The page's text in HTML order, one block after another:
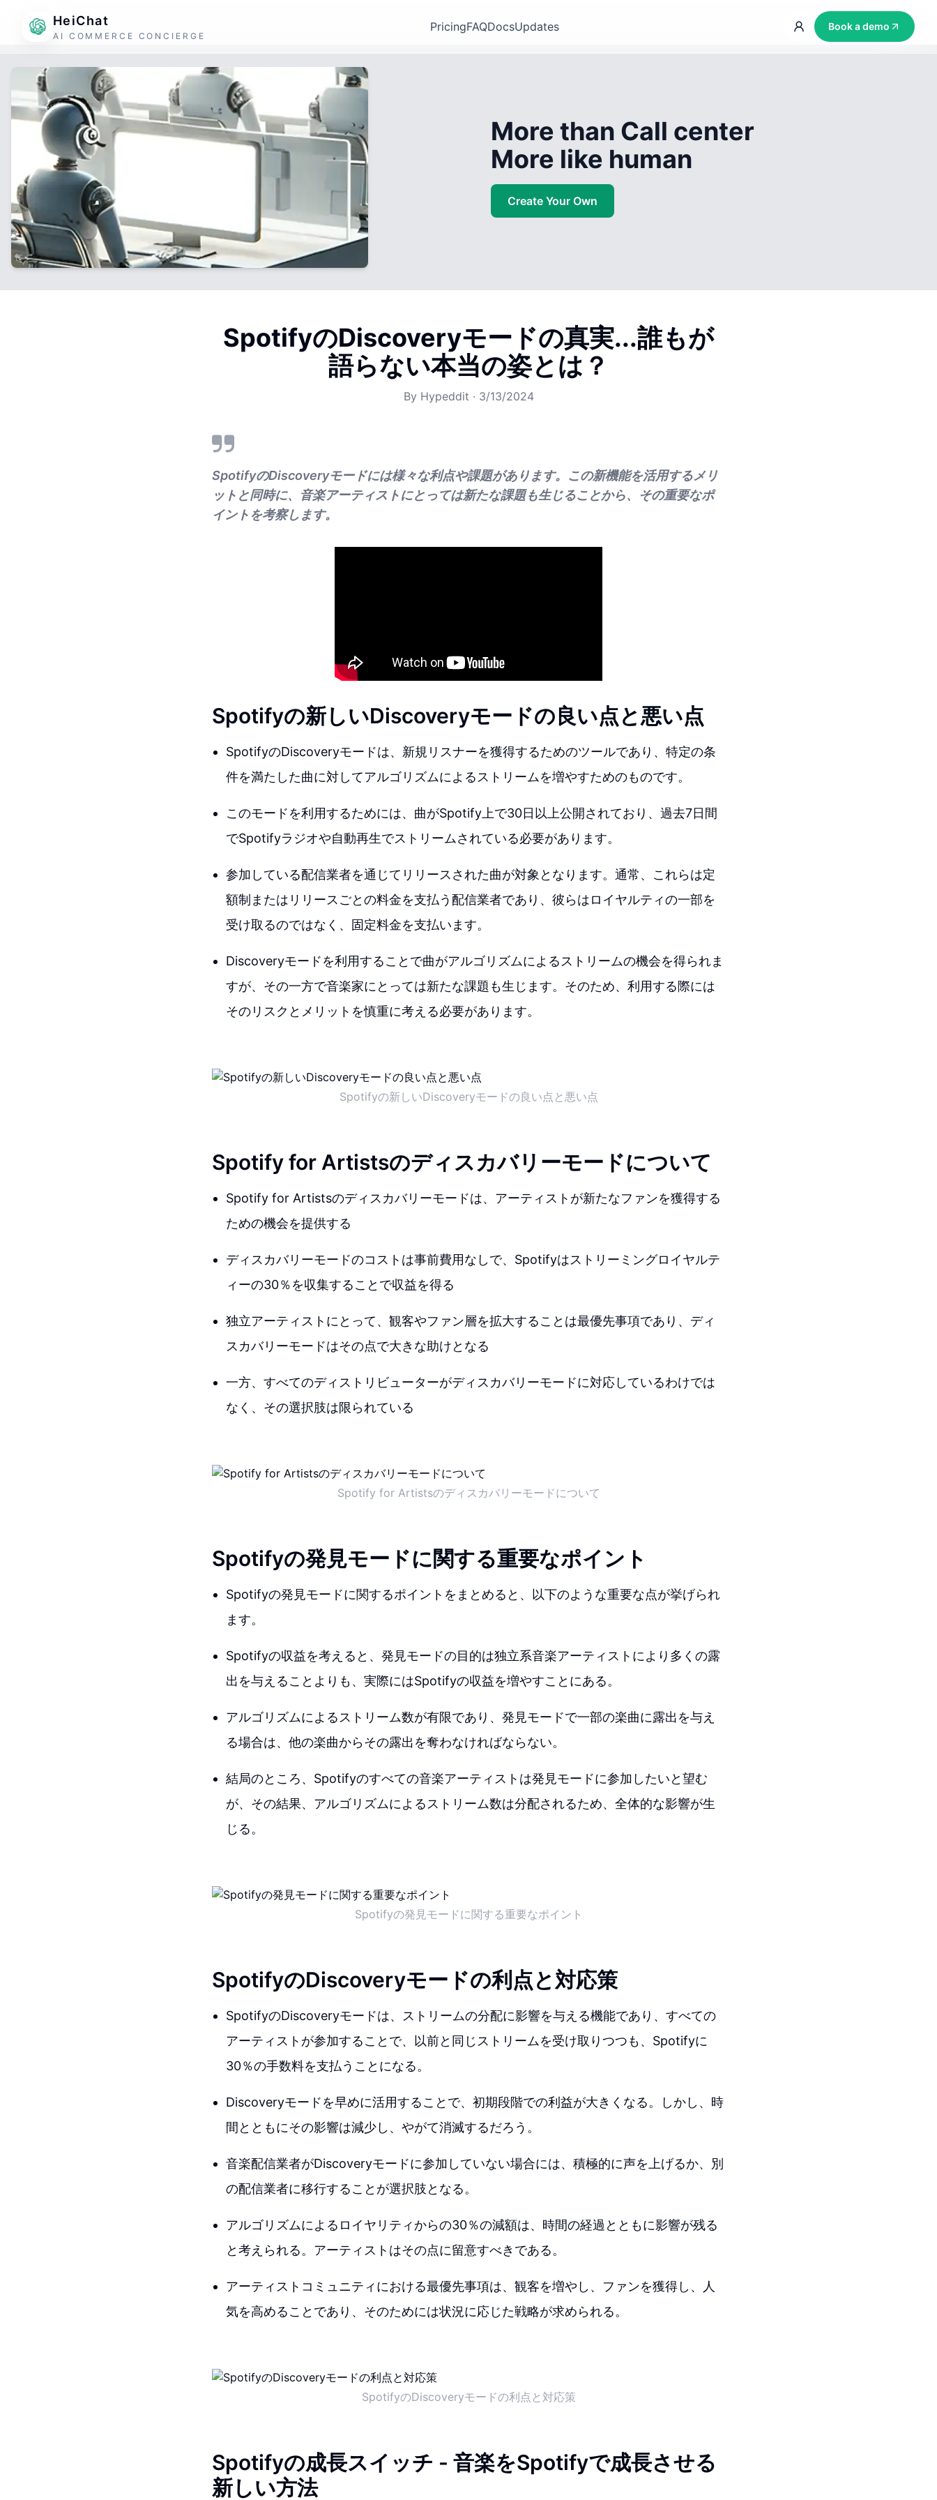
HeiChat
AI COMMERCE CONCIERGE
PricingFAQDocsUpdates Book a demo
More than Call center
More like human
Create Your Own
SpotifyのDiscoveryモードの真実...誰もが
語らない本当の姿とは？
By Hypeddit · 3/13/2024
SpotifyのDiscoveryモードには様々な利点や課題があります。この新機能を活用するメリ
ットと同時に、音楽アーティストにとっては新たな課題も生じることから、その重要なポ
イントを考察します。
Spotifyの新しいDiscoveryモードの良い点と悪い点
SpotifyのDiscoveryモードは、新規リスナーを獲得するためのツールであり、特定の条
件を満たした曲に対してアルゴリズムによるストリームを増やすためのものです。
このモードを利用するためには、曲がSpotify上で30日以上公開されており、過去7日間
でSpotifyラジオや自動再生でストリームされている必要があります。
参加している配信業者を通じてリリースされた曲が対象となります。通常、これらは定
額制またはリリースごとの料金を支払う配信業者であり、彼らはロイヤルティの一部を
受け取るのではなく、固定料金を支払います。
Discoveryモードを利用することで曲がアルゴリズムによるストリームの機会を得られま
すが、その一方で音楽家にとっては新たな課題も生じます。そのため、利用する際には
そのリスクとメリットを慎重に考える必要があります。
Spotifyの新しいDiscoveryモードの良い点と悪い点
Spotify for Artistsのディスカバリーモードについて
Spotify for Artistsのディスカバリーモードは、アーティストが新たなファンを獲得する
ための機会を提供する
ディスカバリーモードのコストは事前費用なしで、Spotifyはストリーミングロイヤルテ
ィーの30％を収集することで収益を得る
独立アーティストにとって、観客やファン層を拡大することは最優先事項であり、ディ
スカバリーモードはその点で大きな助けとなる
一方、すべてのディストリビューターがディスカバリーモードに対応しているわけでは
なく、その選択肢は限られている
Spotify for Artistsのディスカバリーモードについて
Spotifyの発見モードに関する重要なポイント
Spotifyの発見モードに関するポイントをまとめると、以下のような重要な点が挙げられ
ます。
Spotifyの収益を考えると、発見モードの目的は独立系音楽アーティストにより多くの露
出を与えることよりも、実際にはSpotifyの収益を増やすことにある。
アルゴリズムによるストリーム数が有限であり、発見モードで一部の楽曲に露出を与え
る場合は、他の楽曲からその露出を奪わなければならない。
結局のところ、Spotifyのすべての音楽アーティストは発見モードに参加したいと望む
が、その結果、アルゴリズムによるストリーム数は分配されるため、全体的な影響が生
じる。
Spotifyの発見モードに関する重要なポイント
SpotifyのDiscoveryモードの利点と対応策
SpotifyのDiscoveryモードは、ストリームの分配に影響を与える機能であり、すべての
アーティストが参加することで、以前と同じストリームを受け取りつつも、Spotifyに
30％の手数料を支払うことになる。
Discoveryモードを早めに活用することで、初期段階での利益が大きくなる。しかし、時
間とともにその影響は減少し、やがて消滅するだろう。
音楽配信業者がDiscoveryモードに参加していない場合には、積極的に声を上げるか、別
の配信業者に移行することが選択肢となる。
アルゴリズムによるロイヤリティからの30％の減額は、時間の経過とともに影響が残る
と考えられる。アーティストはその点に留意すべきである。
アーティストコミュニティにおける最優先事項は、観客を増やし、ファンを獲得し、人
気を高めることであり、そのためには状況に応じた戦略が求められる。
SpotifyのDiscoveryモードの利点と対応策
Spotifyの成長スイッチ - 音楽をSpotifyで成長させる
新しい方法